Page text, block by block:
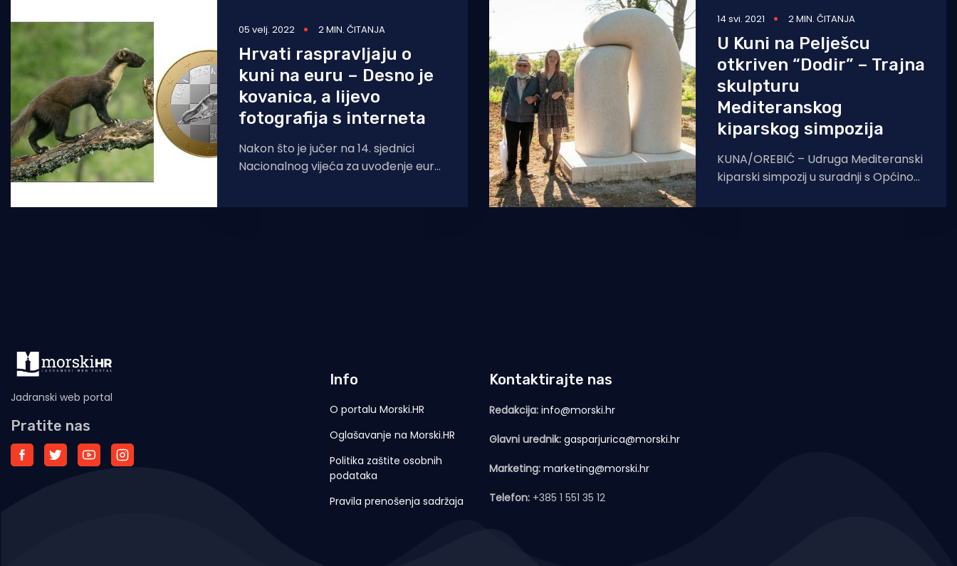
05 velj. 2022 2 MIN. ČITANJA
Hrvati raspravljaju o
kuni na euru – Desno je
kovanica, a lijevo
fotografija s interneta
Nakon što je jučer na 14. sjednici
Nacionalnog vijeća za uvođenje eura
14 svi. 2021 2 MIN. ČITANJA
U Kuni na Pelješcu
otkriven “Dodir” – Trajna
skulpturu
Mediteranskog
kiparskog simpozija
KUNA/OREBIĆ – Udruga Mediteranski
kiparski simpozij u suradnji s Općinom
autora Emila Bobanovića Ćolića
Jadranski web portal
Pratite nas
Info
O portalu Morski.HR
Oglašavanje na Morski.HR
Politika zaštite osobnih
podataka
Pravila prenošenja sadržaja
Kontaktirajte nas
Redakcija: info@morski.hr
Glavni urednik: gasparjurica@morski.hr
Marketing: marketing@morski.hr
Telefon: +385 1 551 35 12